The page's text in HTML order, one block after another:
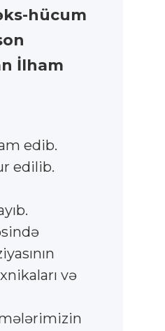
hücum
İlham
edib.
edilib.
və